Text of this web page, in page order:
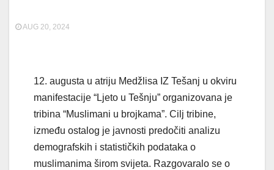
AUG 20, 2024
12. augusta u atriju Medžlisa IZ Tešanj u okviru
manifestacije “Ljeto u Tešnju” organizovana je
tribina “Muslimani u brojkama”. Cilj tribine,
između ostalog je javnosti predočiti analizu
demografskih i statističkih podataka o
muslimanima širom svijeta. Razgovaralo se o